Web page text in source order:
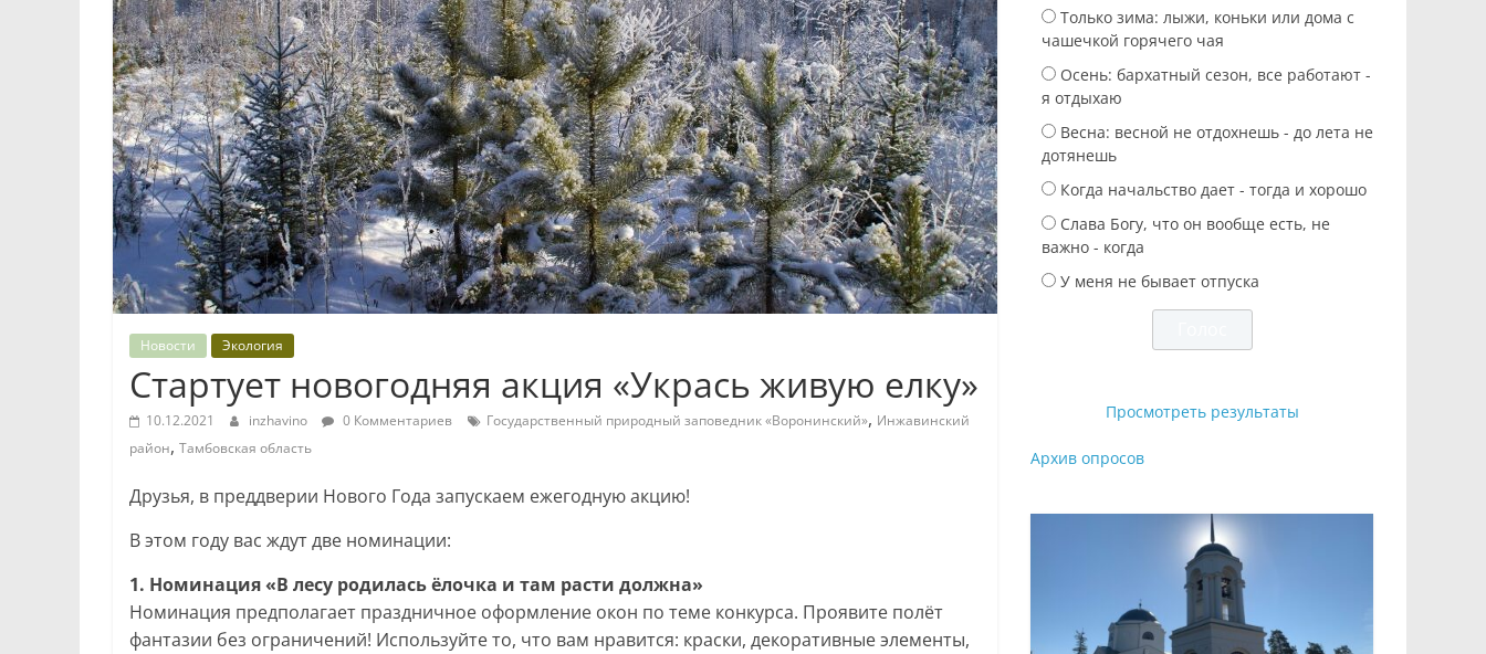
Новости Экология
Стартует новогодняя акция «Укрась живую елку»
10.12.2021 inzhavino 0 Комментариев Государственный природный заповедник «Воронинский», Инжавинский
район, Тамбовская область
Друзья, в преддверии Нового Года запускаем ежегодную акцию!
В этом году вас ждут две номинации:
1. Номинация «В лесу родилась ёлочка и там расти должна»
Номинация предполагает праздничное оформление окон по теме конкурса. Проявите полёт
фантазии без ограничений! Используйте то, что вам нравится: краски, декоративные элементы,
Только зима: лыжи, коньки или дома с
чашечкой горячего чая
Осень: бархатный сезон, все работают -
я отдыхаю
Весна: весной не отдохнешь - до лета не
дотянешь
Когда начальство дает - тогда и хорошо
Слава Богу, что он вообще есть, не
важно - когда
У меня не бывает отпуска
Просмотреть результаты
Архив опросов